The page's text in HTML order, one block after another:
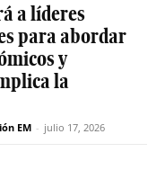
a líderes
para abordar
y
la
EM - julio 17, 2026